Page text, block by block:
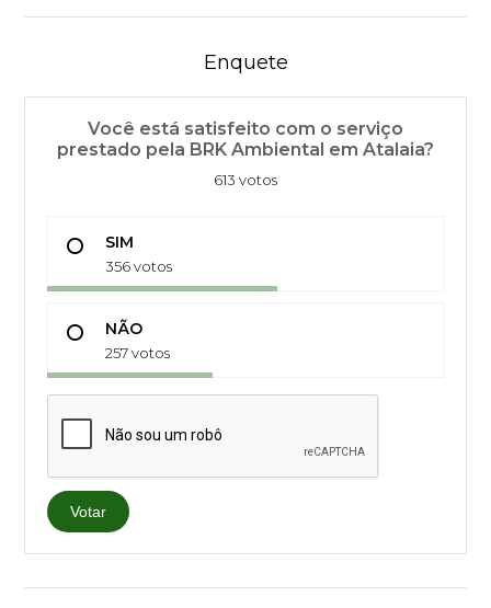
Enquete
Você está satisfeito com o serviço
prestado pela BRK Ambiental em Atalaia?
613 votos
SIM
356 votos
NÃO
257 votos
Votar